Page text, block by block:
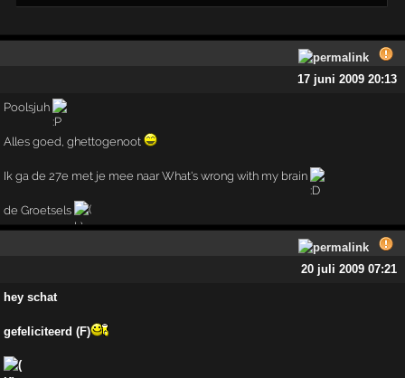
17 juni 2009 20:13
Poolsjuh
Alles goed, ghettogenoot
Ik ga de 27e met je mee naar What's wrong with my brain
de Groetsels
20 juli 2009 07:21
hey schat
gefeliciteerd (F)